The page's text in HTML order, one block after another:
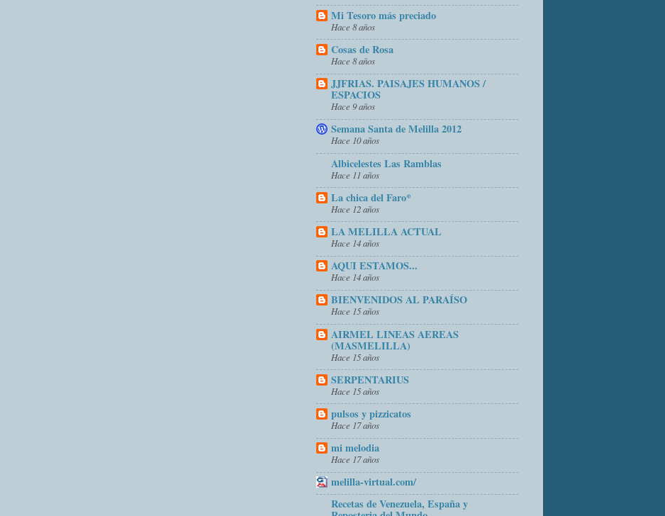
Mi Tesoro más preciado
Hace 8 años
Cosas de Rosa
Hace 8 años
JJFRIAS. PAISAJES HUMANOS /
ESPACIOS
Hace 9 años
Semana Santa de Melilla 2012
Hace 10 años
Albicelestes Las Ramblas
Hace 11 años
La chica del Faro*
Hace 12 años
LA MELILLA ACTUAL
Hace 14 años
AQUI ESTAMOS...
Hace 14 años
BIENVENIDOS AL PARAÍSO
Hace 15 años
AIRMEL LINEAS AEREAS
(MASMELILLA)
Hace 15 años
SERPENTARIUS
Hace 15 años
pulsos y pizzicatos
Hace 17 años
mi melodia
Hace 17 años
melilla-virtual.com/
Recetas de Venezuela, España y